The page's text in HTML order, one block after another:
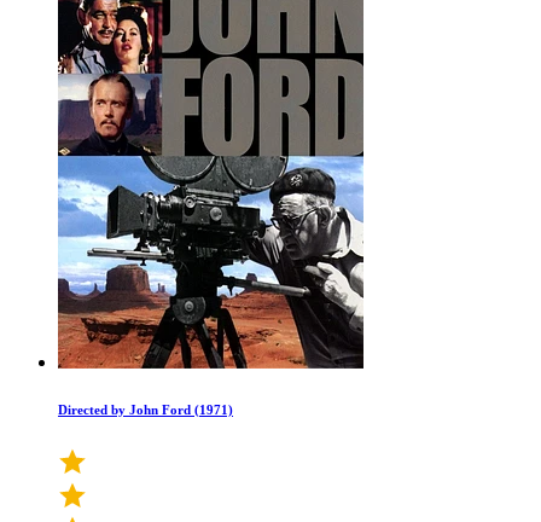
Directed by John Ford (1971)